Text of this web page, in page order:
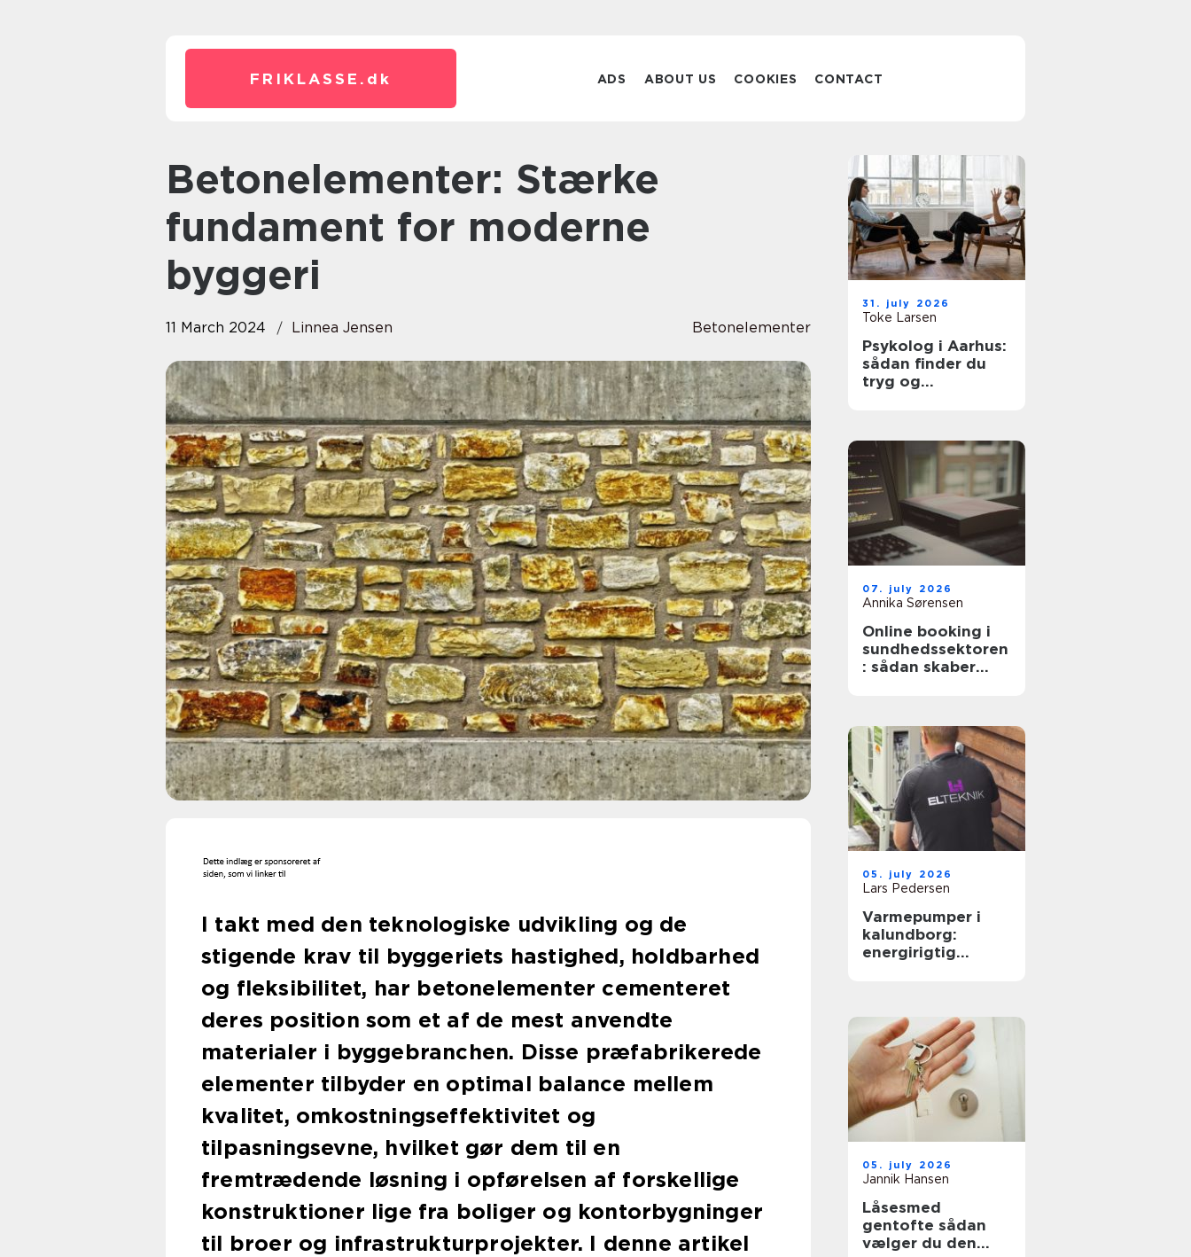
FRIKLASSE. dk ADS ABOUT US COOKIES CONTACT
Betonelementer: Stærke
fundament for moderne
byggeri
11 March 2024 Linnea Jensen Betonelementer
I takt med den teknologiske udvikling og de
stigende krav til byggeriets hastighed, holdbarhed
og fleksibilitet, har betonelementer cementeret
deres position som et af de mest anvendte
materialer i byggebranchen. Disse præfabrikerede
elementer tilbyder en optimal balance mellem
kvalitet, omkostningseffektivitet og
tilpasningsevne, hvilket gør dem til en
fremtrædende løsning i opførelsen af forskellige
konstruktioner lige fra boliger og kontorbygninger
til broer og infrastrukturprojekter. I denne artikel
31. july 2026
Toke Larsen
Psykolog i Aarhus:
sådan finder du
tryg og
07. july 2026
Annika Sørensen
Online booking i
sundhedssektoren
: sådan skaber
05. july 2026
Lars Pedersen
Varmepumper i
kalundborg:
energirigtig
05. july 2026
Jannik Hansen
Låsesmed
gentofte sådan
vælger du den